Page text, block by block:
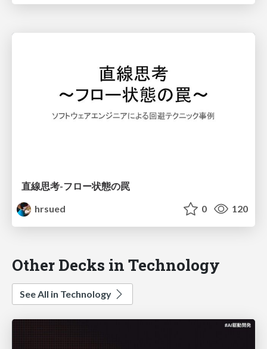
直線思考-フロー状態の罠
hrsued
0 120
Other Decks in Technology
See All in Technology